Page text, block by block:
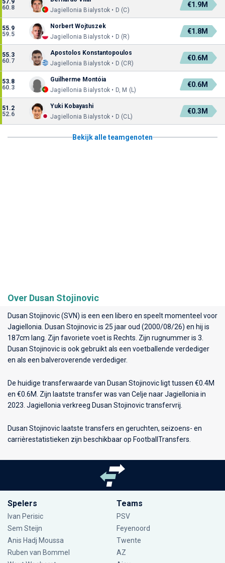
60.8
Jagiellonia Bialystok • D (C)
€1.9M
55.9
59.5
Norbert Wojtuszek
Jagiellonia Bialystok • D (R)
€1.8M
55.3
60.7
Apostolos Konstantopoulos
Jagiellonia Bialystok • D (CR)
€0.6M
53.8
60.3
Guilherme Montóia
Jagiellonia Bialystok • D, M (L)
€0.6M
51.2
52.6
Yuki Kobayashi
Jagiellonia Bialystok • D (CL)
€0.3M
Bekijk alle teamgenoten
Over Dusan Stojinovic
Dusan Stojinovic (SVN) is een een libero en speelt momenteel voor
Jagiellonia . Dusan Stojinovic is 25 jaar oud (2000/08/26) en hij is
187cm lang. Zijn favoriete voet is Rechts. Zijn rugnummer is 3.
Dusan Stojinovic is ook gebruikt als een voetballende verdediger
en als een balveroverende verdediger.
De huidige transferwaarde van Dusan Stojinovic ligt tussen €0.4M
en €0.6M. Zijn laatste transfer was van Celje naar Jagiellonia in
2023. Jagiellonia verkreeg Dusan Stojinovic transfervrij.
Dusan Stojinovic laatste transfers en geruchten, seizoens- en
carrièrestatistieken zijn beschikbaar op FootballTransfers.
Spelers
Ivan Perisic
Sem Steijn
Anis Hadj Moussa
Ruben van Bommel
Teams
PSV
Feyenoord
Twente
AZ